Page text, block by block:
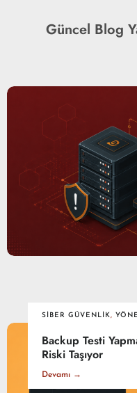
Güncel Blog
SIBER GÜVENLIK,
Backup Testi
Riski Taşıyor
Devamı →